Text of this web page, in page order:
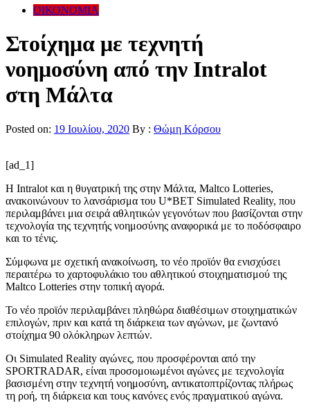
ΟΙΚΟΝΟΜΙΑ
Στοίχημα με τεχνητή
νοημοσύνη από την Intralot
στη Μάλτα
Posted on: 19 Ιουλίου, 2020 By : Θώμη Κόρσου
[ad_1]
Η Intralot και η θυγατρική της στην Μάλτα, Maltco Lotteries,
ανακοινώνουν το λανσάρισμα του U*BET Simulated Reality, που
περιλαμβάνει μια σειρά αθλητικών γεγονότων που βασίζονται στην
τεχνολογία της τεχνητής νοημοσύνης αναφορικά με το ποδόσφαιρο
και το τένις.
Σύμφωνα με σχετική ανακοίνωση, το νέο προϊόν θα ενισχύσει
περαιτέρω το χαρτοφυλάκιο του αθλητικού στοιχηματισμού της
Maltco Lotteries στην τοπική αγορά.
Το νέο προϊόν περιλαμβάνει πληθώρα διαθέσιμων στοιχηματικών
επιλογών, πριν και κατά τη διάρκεια των αγώνων, με ζωντανό
στοίχημα 90 ολόκληρων λεπτών.
Οι Simulated Reality αγώνες, που προσφέρονται από την
SPORTRADAR, είναι προσομοιωμένοι αγώνες με τεχνολογία
βασισμένη στην τεχνητή νοημοσύνη, αντικατοπτρίζοντας πλήρως
τη ροή, τη διάρκεια και τους κανόνες ενός πραγματικού αγώνα.